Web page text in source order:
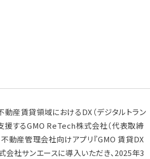
産賃貸領域におけるDX（デジタルトラン
支援するGMO ReTech株式会社（代表取締
不動産管理会社向けアプリ『GMO 賃貸DX
会社サンエースに導入いただき、2025年3